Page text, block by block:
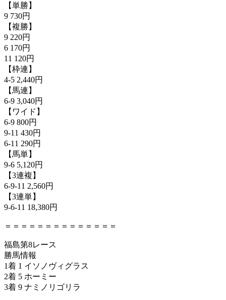
【単勝】
9 730円
【複勝】
9 220円
6 170円
11 120円
【枠連】
4-5 2,440円
【馬連】
6-9 3,040円
【ワイド】
6-9 800円
9-11 430円
6-11 290円
【馬単】
9-6 5,120円
【3連複】
6-9-11 2,560円
【3連単】
9-6-11 18,380円
＝＝＝＝＝＝＝＝＝＝＝＝＝＝
福島第8レース
勝馬情報
1着 1 イソノヴィグラス
2着 5 ホーミー
3着 9 ナミノリゴリラ